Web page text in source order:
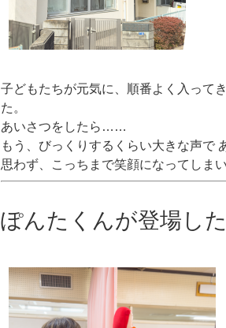
子どもたちが元気に、順番よく入って
た。
あいさつをしたら……
もう、びっくりするくらい大きな声で
思わず、こっちまで笑顔になってしまい
ぽんたくんが登場し